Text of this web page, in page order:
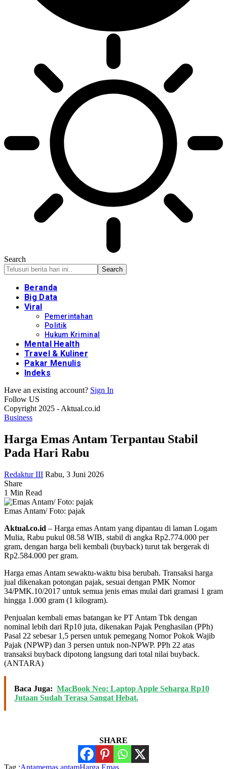
Search
Beranda
Big Data
Viral
Pemerintahan
Politik
Hukum Kriminal
Mental Health
Travel & Kuliner
Pakar Menulis
Indeks
Have an existing account? Sign In
Follow US
Copyright 2025 - Aktual.co.id
Business
Harga Emas Antam Terpantau Stabil
Pada Hari Rabu
Redaktur III Rabu, 3 Juni 2026
Share
1 Min Read
Emas Antam/ Foto: pajak
Aktual.co.id – Harga emas Antam yang dipantau di laman Logam
Mulia, Rabu pukul 08.58 WIB, stabil di angka Rp2.774.000 per
gram, dengan harga beli kembali (buyback) turut tak bergerak di
Rp2.584.000 per gram.
Harga emas Antam sewaktu-waktu bisa berubah. Transaksi harga
jual dikenakan potongan pajak, sesuai dengan PMK Nomor
34/PMK.10/2017 untuk semua jenis emas mulai dari gramasi 1 gram
hingga 1.000 gram (1 kilogram).
Penjualan kembali emas batangan ke PT Antam Tbk dengan
nominal lebih dari Rp10 juta, dikenakan Pajak Penghasilan (PPh)
Pasal 22 sebesar 1,5 persen untuk pemegang Nomor Pokok Wajib
Pajak (NPWP) dan 3 persen untuk non-NPWP. PPh 22 atas
transaksi buyback dipotong langsung dari total nilai buyback.
(ANTARA)
Baca Juga: MacBook Neo: Laptop Apple Seharga Rp10
Jutaan Sudah Terasa Sangat Hebat.
SHARE
Tag :Antamemas antamHarga Emas